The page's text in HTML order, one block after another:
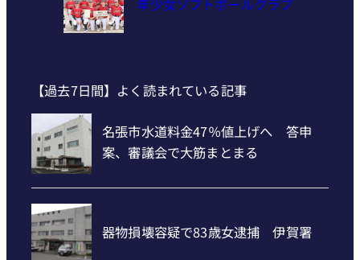
年少女ソフトボールクラブ
【過去7日間】よく読まれている記事